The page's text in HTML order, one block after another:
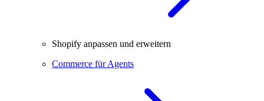
Shopify anpassen und erweitern
Commerce für Agents